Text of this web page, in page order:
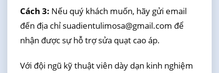
Cách 3: Nếu quý khách muốn, hãy gửi email
đến địa chỉ suadientulimosa@gmail.com để
nhận được sự hỗ trợ sửa quạt cao áp.
Với đội ngũ kỹ thuật viên dày dạn kinh nghiệm